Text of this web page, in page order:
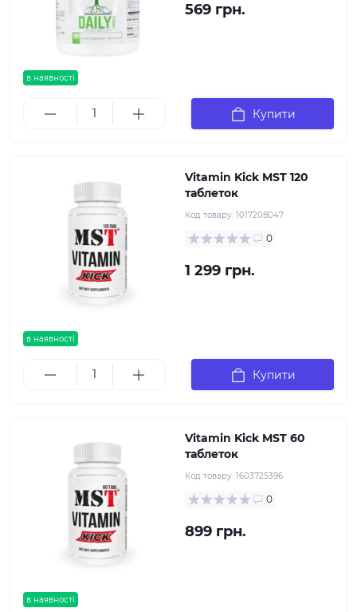
в наявності
569 грн.
Купити
в наявності
Vitamin Kick MST 120
таблеток
Код товару: 1017208047
0
1 299 грн.
Купити
в наявності
Vitamin Kick MST 60
таблеток
Код товару: 1603725396
0
899 грн.